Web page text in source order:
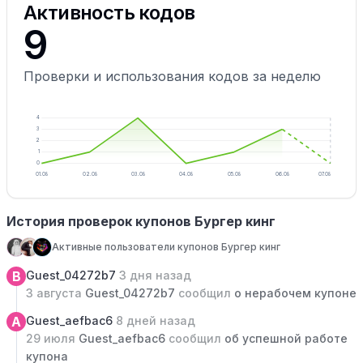
Активность кодов
9
Проверки и использования кодов за неделю
0
1
2
3
4
01.08 02.08 03.08 04.08 05.08 06.08 07.08
История проверок купонов Бургер кинг
Активные пользователи купонов Бургер кинг
B Guest_04272b7 3 дня назад
3 августа Guest_04272b7 сообщил о нерабочем купоне
A Guest_aefbac6 8 дней назад
29 июля Guest_aefbac6 сообщил об успешной работе
купона